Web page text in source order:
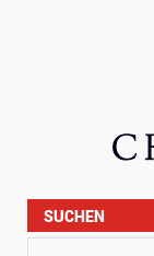
SUCHEN